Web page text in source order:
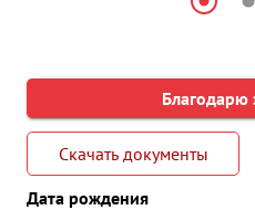
Благодарю
Скачать документы
Дата рождения